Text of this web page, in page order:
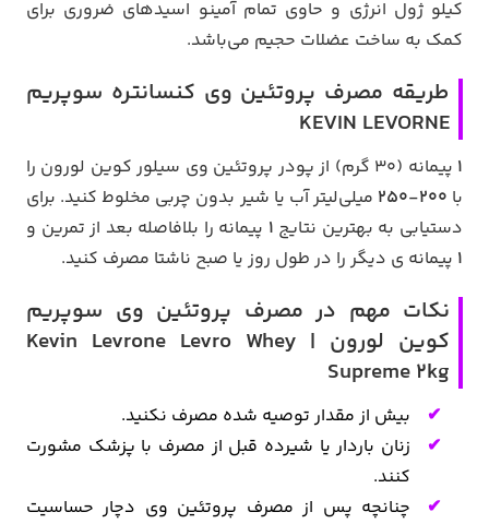
کیلو ژول انرژی و حاوی تمام آمینو اسیدهای ضروری برای
کمک به ساخت عضلات حجیم می‌باشد.
طریقه مصرف پروتئین وی کنسانتره سوپریم
KEVIN LEVORNE
1
پیمانه (30 گرم) از پودر پروتئین وی سیلور کوین لورون را
با 200-250
میلی‌لیتر آب یا شیر بدون چربی مخلوط کنید. برای
دستیابی به بهترین نتایج 1 پیمانه را بلافاصله بعد از تمرین و
1 پیمانه ی دیگر را در طول روز یا صبح ناشتا مصرف کنید.
نکات مهم در مصرف پروتئین وی سوپریم
کوین لورون | Kevin Levrone Levro Whey
Supreme 2kg
بیش از مقدار توصیه شده مصرف نکنید.
زنان باردار یا شیرده قبل از مصرف با پزشک مشورت
کنند.
چنانچه پس از مصرف پروتئین وی دچار حساسیت